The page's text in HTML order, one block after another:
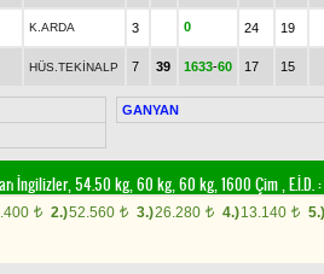
K.ARDA 3 0 24 19
HÜS.TEKİNALP 7 39 1633-60 17 15
GANYAN
İngilizler, 54.50 kg, 60 kg, 60 kg, 1600 Çim,E.İ.D. :
t 2.)52.560 t 3.)26.280 t 4.)13.140 t 5.)